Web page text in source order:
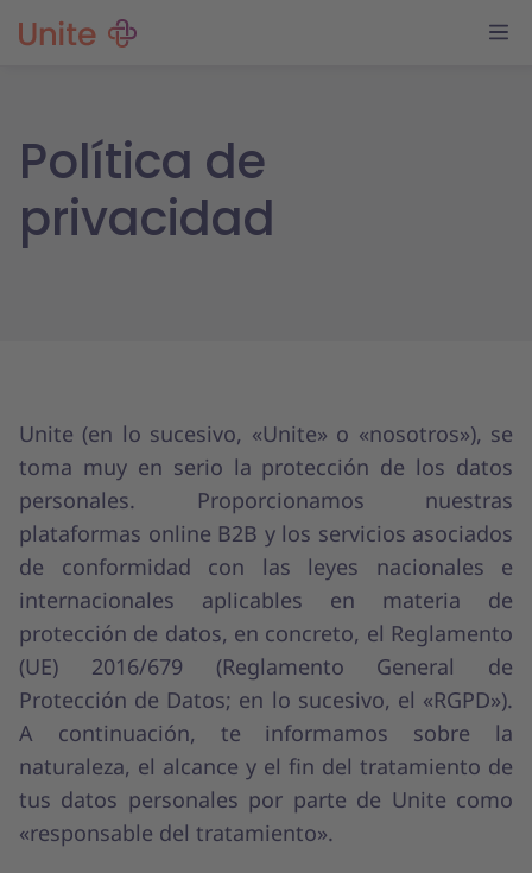
Política de
privacidad
Unite (en lo sucesivo, «Unite» o «nosotros»), se
toma muy en serio la protección de los datos
personales. Proporcionamos nuestras
plataformas online B2B y los servicios asociados
de conformidad con las leyes nacionales e
internacionales aplicables en materia de
protección de datos, en concreto, el Reglamento
(UE) 2016/679 (Reglamento General de
Protección de Datos; en lo sucesivo, el «RGPD»).
A continuación, te informamos sobre la
naturaleza, el alcance y el fin del tratamiento de
tus datos personales por parte de Unite como
«responsable del tratamiento».